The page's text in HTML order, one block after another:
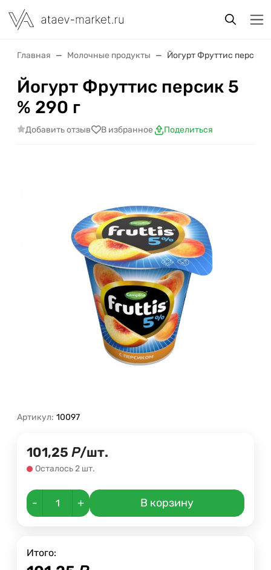
Главная Молочные продукты Йогурт Фруттис персик 5
Йогурт Фруттис персик 5
% 290 г
Добавить отзыв В избранное Поделиться
Артикул: 10097
101,25 Р/шт.
Осталось 2 шт.
- + В корзину
Итого: